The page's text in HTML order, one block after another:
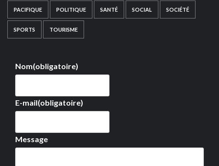
PACIFIQUE POLITIQUE SANTÉ SOCIAL SOCIÉTÉ
SPORTS TOURISME
Nom(obligatoire)
E-mail(obligatoire)
Message